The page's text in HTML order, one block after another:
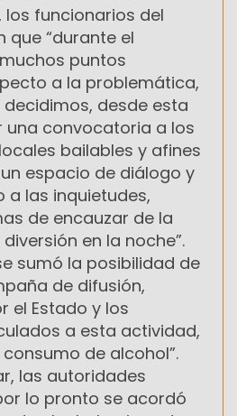
funcionarios del
que “durante el
puntos
a la problemática,
desde esta
una convocatoria a los
bailables y afines
espacio de diálogo y
a las inquietudes,
de encauzar de la
en la noche”.
la posibilidad de
de difusión,
el Estado y los
a esta actividad,
de alcohol”.
las autoridades
lo pronto se acordó